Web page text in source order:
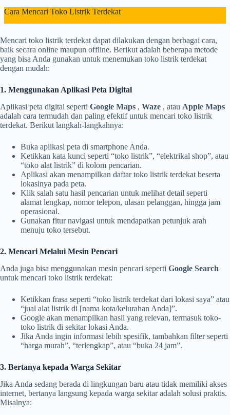
Cara Mencari Toko Listrik Terdekat
Mencari toko listrik terdekat dapat dilakukan dengan berbagai cara,
baik secara online maupun offline. Berikut adalah beberapa metode
yang bisa Anda gunakan untuk menemukan toko listrik terdekat
dengan mudah:
1. Menggunakan Aplikasi Peta Digital
Aplikasi peta digital seperti Google Maps , Waze , atau Apple Maps
adalah cara termudah dan paling efektif untuk mencari toko listrik
terdekat. Berikut langkah-langkahnya:
Buka aplikasi peta di smartphone Anda.
Ketikkan kata kunci seperti “toko listrik”, “elektrikal shop”, atau
“toko alat listrik” di kolom pencarian.
Aplikasi akan menampilkan daftar toko listrik terdekat beserta
lokasinya pada peta.
Klik salah satu hasil pencarian untuk melihat detail seperti
alamat lengkap, nomor telepon, ulasan pelanggan, hingga jam
operasional.
Gunakan fitur navigasi untuk mendapatkan petunjuk arah
menuju toko tersebut.
2. Mencari Melalui Mesin Pencari
Anda juga bisa menggunakan mesin pencari seperti Google Search
untuk mencari toko listrik terdekat:
Ketikkan frasa seperti “toko listrik terdekat dari lokasi saya” atau
“jual alat listrik di [nama kota/kelurahan Anda]”.
Google akan menampilkan hasil yang relevan, termasuk toko-
toko listrik di sekitar lokasi Anda.
Jika Anda ingin informasi lebih spesifik, tambahkan filter seperti
“harga murah”, “terlengkap”, atau “buka 24 jam”.
3. Bertanya kepada Warga Sekitar
Jika Anda sedang berada di lingkungan baru atau tidak memiliki akses
internet, bertanya langsung kepada warga sekitar adalah solusi praktis.
Misalnya: